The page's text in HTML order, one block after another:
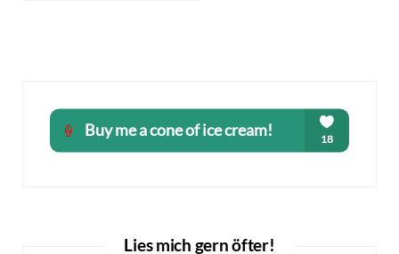
Lies mich gern öfter!